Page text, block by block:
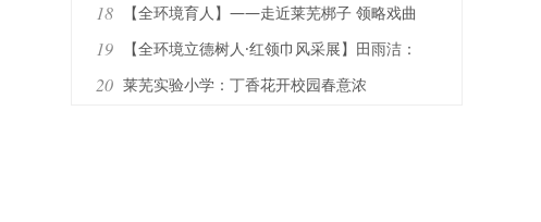
18
【全环境育人】——走近莱芜梆子 领略戏曲
魅力
19
【全环境立德树人·红领巾风采展】田雨洁：
全环境滋养，成就卓越品格
20 莱芜实验小学：丁香花开校园春意浓